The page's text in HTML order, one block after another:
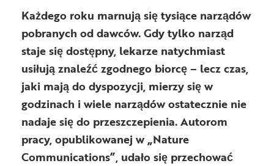
Każdego roku marnują się tysiące narządów
pobranych od dawców. Gdy tylko narząd
staje się dostępny, lekarze natychmiast
usiłują znaleźć zgodnego biorcę – lecz czas,
jaki mają do dyspozycji, mierzy się w
godzinach i wiele narządów ostatecznie nie
nadaje się do przeszczepienia. Autorom
pracy, opublikowanej w „Nature
Communications”, udało się przechować